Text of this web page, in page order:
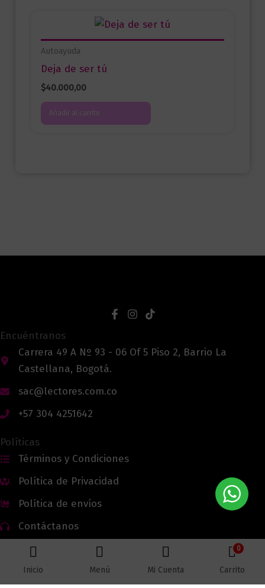
Autoayuda
Deja de ser tú
$40.000,00
Añadir al carrito
Encuéntranos
Carrera 49 A Nº 93 - 06 Of 5 Piso 2, Barrio La
Castellana, Bogotá.
sac@lectores.com.co
+57 304 4251642
Políticas
Términos y Condiciones
Política de Privacidad
Política de envíos
Contáctanos
Todos los derechos reservados © 2026 Lectores.co |
Inicio Menú Mi Cuenta
0
Carrito